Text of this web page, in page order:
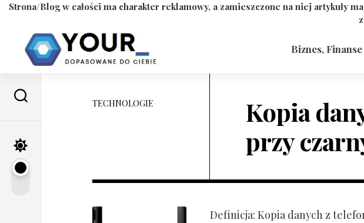
Strona/Blog w całości ma charakter reklamowy, a zamieszczone na niej artykuły
content
Biznes, Finanse
TECHNOLOGIE
Kopia
przy
Definicja: Kopia danych z